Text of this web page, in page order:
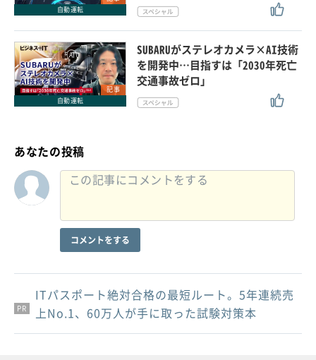
自動運転
記事
自動運転
SUBARUがステレオカメラ×AI技術
を開発中…目指すは「2030年死亡
交通事故ゼロ」
あなたの投稿
コメントをする
PR
PR
PR
ITパスポート絶対合格の最短ルート。5年連続売
上No.1、60万人が手に取った試験対策本